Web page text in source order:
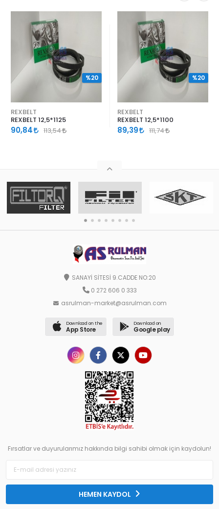
REXBELT
REXBELT 12,5*1125
90,84 113,54
%20
REXBELT
REXBELT 12,5*1100
89,39 111,74
%20
SANAYİ SİTESİ 9.CADDE NO:20
0 272 606 0 333
asrulman-market@asrulman.com
Download on the
App Store
Download on
Google play
Fırsatlar ve duyurularımız hakkında bilgi sahibi olmak için kaydolun!
HEMEN KAYDOL